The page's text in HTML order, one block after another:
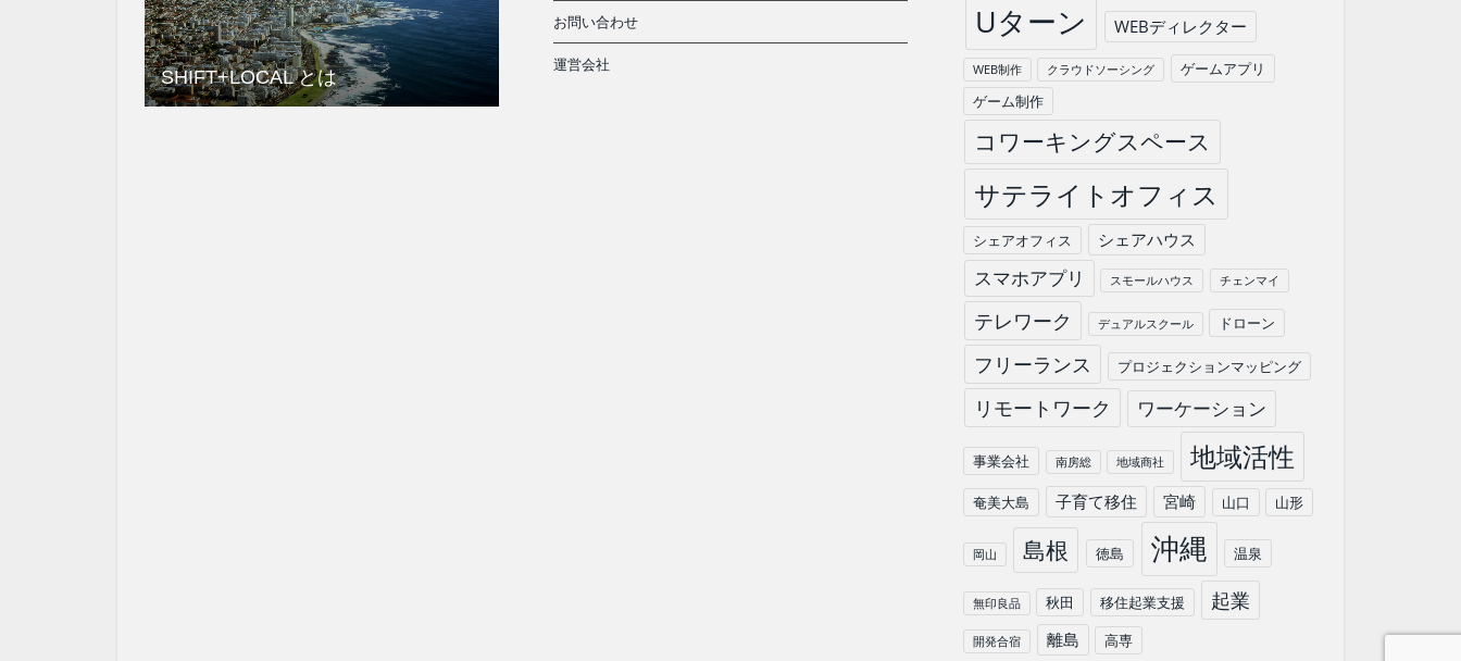
SHIFT+LOCAL とは
お問い合わせ
運営会社
Uターン WEBディレクター
WEB制作 クラウドソーシング
ゲームアプリ
ゲーム制作
コワーキングスペース
サテライトオフィス
シェアオフィス シェアハウス
スマホアプリ スモールハウス チェンマイ
テレワーク デュアルスクール ドローン
フリーランス プロジェクションマッピング
リモートワーク ワーケーション
事業会社 南房総 地域商社 地域活性
奄美大島 子育て移住 宮崎 山口 山形
岡山 島根 徳島 沖縄 温泉
無印良品 秋田 移住起業支援 起業
開発合宿 離島 高専